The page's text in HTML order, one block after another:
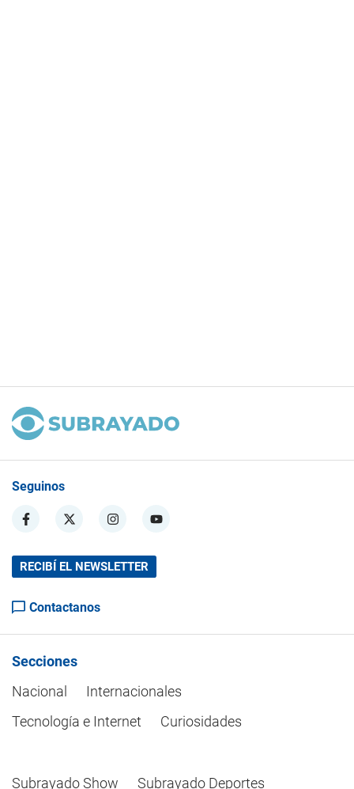
Seguinos
RECIBÍ EL NEWSLETTER
Contactanos
Secciones
Nacional
Internacionales
Tecnología e Internet
Curiosidades
Subrayado Show Subrayado Deportes